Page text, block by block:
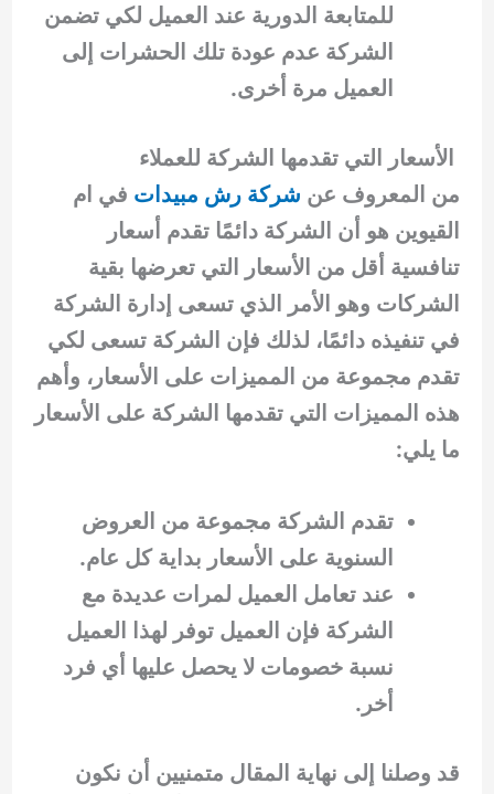
للمتابعة الدورية عند العميل لكي تضمن
الشركة عدم عودة تلك الحشرات إلى
العميل مرة أخرى.
الأسعار التي تقدمها الشركة للعملاء
من المعروف عن شركة رش مبيدات في ام
القيوين هو أن الشركة دائمًا تقدم أسعار
تنافسية أقل من الأسعار التي تعرضها بقية
الشركات وهو الأمر الذي تسعى إدارة الشركة
في تنفيذه دائمًا، لذلك فإن الشركة تسعى لكي
تقدم مجموعة من المميزات على الأسعار، وأهم
هذه المميزات التي تقدمها الشركة على الأسعار
ما يلي:
تقدم الشركة مجموعة من العروض
السنوية على الأسعار بداية كل عام.
عند تعامل العميل لمرات عديدة مع
الشركة فإن العميل توفر لهذا العميل
نسبة خصومات لا يحصل عليها أي فرد
أخر.
قد وصلنا إلى نهاية المقال متمنيين أن نكون